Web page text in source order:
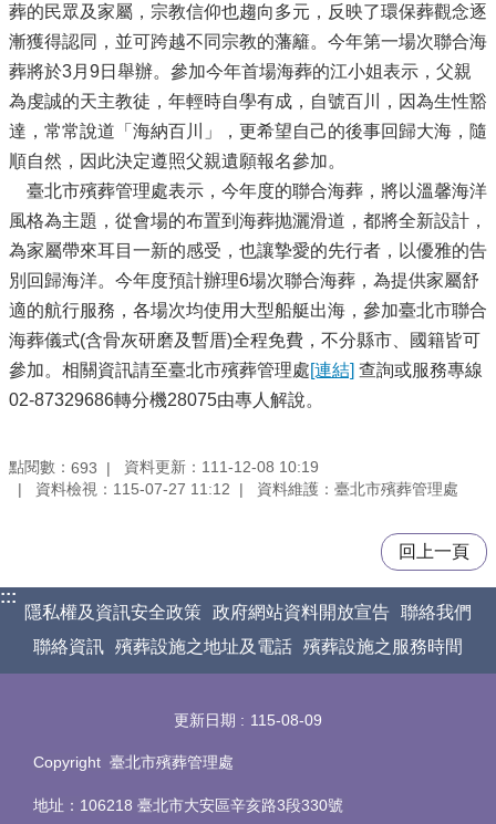
葬的民眾及家屬，宗教信仰也趨向多元，反映了環保葬觀念逐
漸獲得認同，並可跨越不同宗教的藩籬。今年第一場次聯合海
葬將於3月9日舉辦。參加今年首場海葬的江小姐表示，父親
為虔誠的天主教徒，年輕時自學有成，自號百川，因為生性豁
達，常常說道「海納百川」，更希望自己的後事回歸大海，隨
順自然，因此決定遵照父親遺願報名參加。
臺北市殯葬管理處表示，今年度的聯合海葬，將以溫馨海洋
風格為主題，從會場的布置到海葬抛灑滑道，都將全新設計，
為家屬帶來耳目一新的感受，也讓摯愛的先行者，以優雅的告
別回歸海洋。今年度預計辦理6場次聯合海葬，為提供家屬舒
適的航行服務，各場次均使用大型船艇出海，參加臺北市聯合
海葬儀式(含骨灰研磨及暫厝)全程免費，不分縣市、國籍皆可
參加。相關資訊請至臺北市殯葬管理處[連結] 查詢或服務專線
02-87329686轉分機28075由專人解說。
點閱數： 693
資料更新：111-12-08 10:19
資料檢視：115-07-27 11:12
資料維護：臺北市殯葬管理處
回上一頁
:::
隱私權及資訊安全政策 政府網站資料開放宣告 聯絡我們
聯絡資訊 殯葬設施之地址及電話 殯葬設施之服務時間
更新日期 115-08-09
Copyright 臺北市殯葬管理處
地址：106218 臺北市大安區辛亥路3段330號